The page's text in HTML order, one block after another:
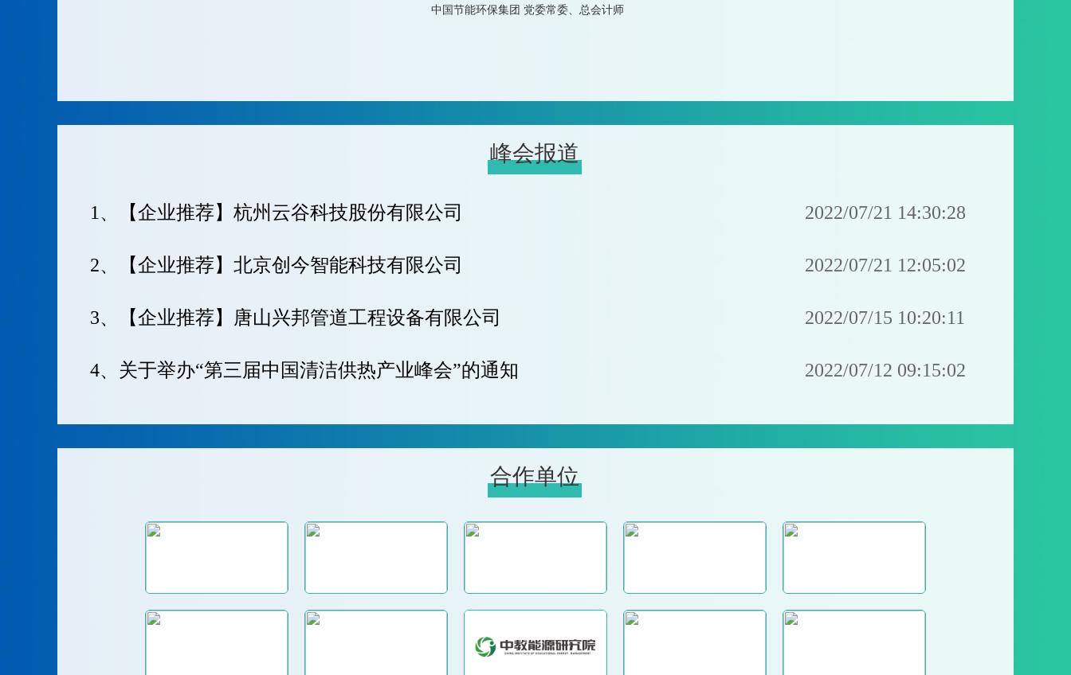
中国节能环保集团 党委常委、总会计师
峰会报道
1、【企业推荐】杭州云谷科技股份有限公司 2022/07/21 14:30:28
2、【企业推荐】北京创今智能科技有限公司 2022/07/21 12:05:02
3、【企业推荐】唐山兴邦管道工程设备有限公司 2022/07/15 10:20:11
4、关于举办“第三届中国清洁供热产业峰会”的通知 2022/07/12 09:15:02
合作单位